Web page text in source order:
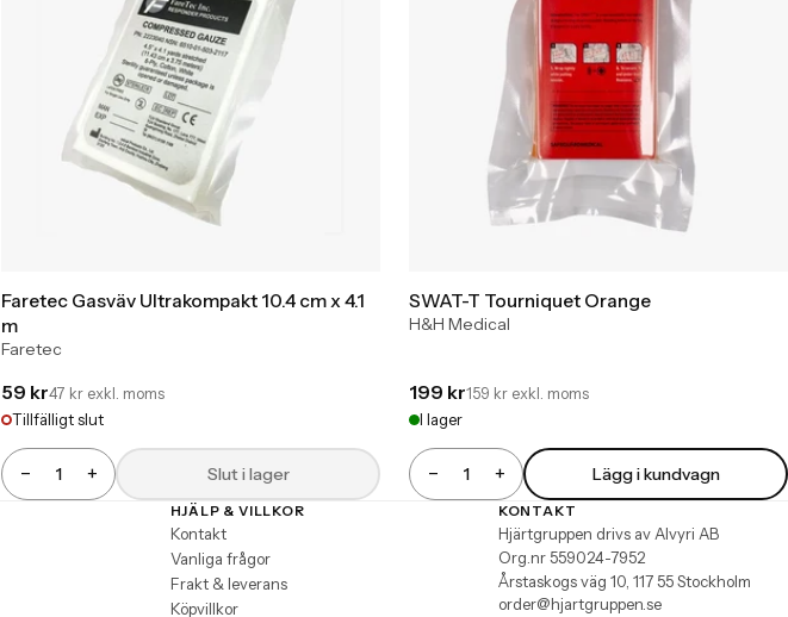
Faretec Gasväv Ultrakompakt 10.4 cm x 4.1
m
Faretec
59 kr47 kr exkl. moms
Tillfälligt slut
−
Antal + Slut i lager
SWAT-T Tourniquet Orange
H&H Medical
199 kr159 kr exkl. moms
I lager
−
Antal + Lägg i kundvagn
HJÄLP & VILLKOR
Kontakt
Vanliga frågor
Frakt & leverans
Köpvillkor
KONTAKT
Hjärtgruppen drivs av Alvyri AB
Org.nr 559024-7952
Årstaskogs väg 10, 117 55 Stockholm
order@hjartgruppen.se